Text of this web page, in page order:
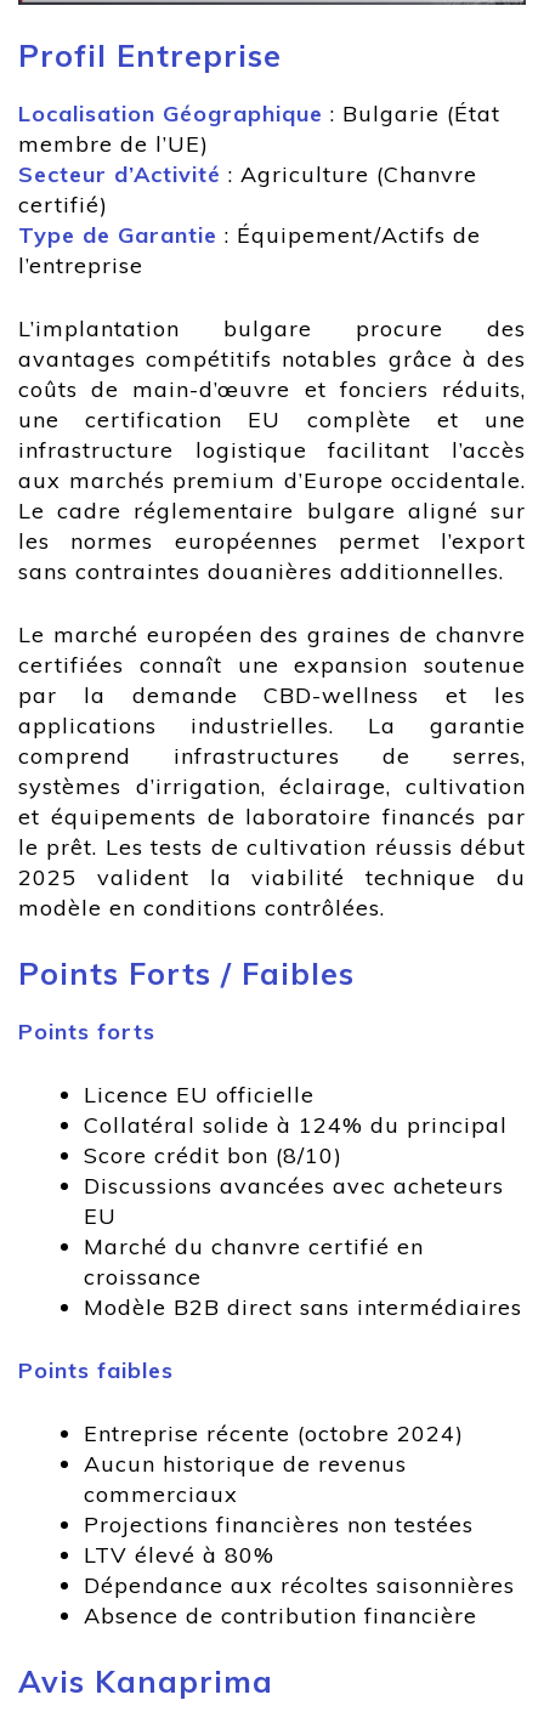
Profil Entreprise
Localisation Géographique : Bulgarie (État
membre de l’UE)
Secteur d’Activité : Agriculture (Chanvre
certifié)
Type de Garantie : Équipement/Actifs de
l’entreprise
L’implantation bulgare procure des
avantages compétitifs notables grâce à des
coûts de main-d’œuvre et fonciers réduits,
une certification EU complète et une
infrastructure logistique facilitant l’accès
aux marchés premium d’Europe occidentale.
Le cadre réglementaire bulgare aligné sur
les normes européennes permet l’export
sans contraintes douanières additionnelles.
Le marché européen des graines de chanvre
certifiées connaît une expansion soutenue
par la demande CBD-wellness et les
applications industrielles. La garantie
comprend infrastructures de serres,
systèmes d’irrigation, éclairage, cultivation
et équipements de laboratoire financés par
le prêt. Les tests de cultivation réussis début
2025 valident la viabilité technique du
modèle en conditions contrôlées.
Points Forts / Faibles
Points forts
Licence EU officielle
Collatéral solide à 124% du principal
Score crédit bon (8/10)
Discussions avancées avec acheteurs
EU
Marché du chanvre certifié en
croissance
Modèle B2B direct sans intermédiaires
Points faibles
Entreprise récente (octobre 2024)
Aucun historique de revenus
commerciaux
Projections financières non testées
LTV élevé à 80%
Dépendance aux récoltes saisonnières
Absence de contribution financière
Avis Kanaprima